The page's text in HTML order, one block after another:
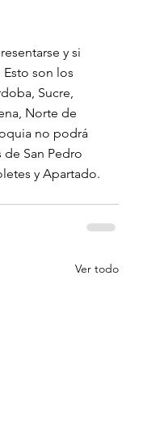
y si
son los
Sucre,
Norte de
no podrá
San Pedro
y Apartado.
Ver todo